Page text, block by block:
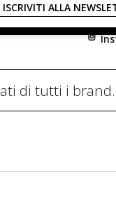
di tutti i
ISCRIVITI ALLA